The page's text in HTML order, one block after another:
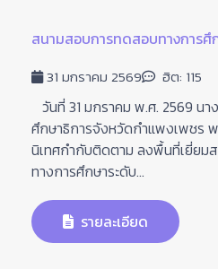
สนามสอบการทดสอบทางการศึ
31 มกราคม 2569 ฮิต: 115
วันที่ 31 มกราคม พ.ศ. 2569 น
ศึกษาธิการจังหวัดกำแพงเพชร
นิเทศกำกับติดตาม ลงพื้นที่เยี่ยม
ทางการศึกษาระดับ...
รายละเอียด